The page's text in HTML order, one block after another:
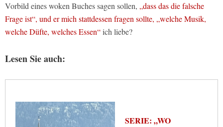
Vorbild eines woken Buches sagen sollen, „dass das die falsche
Frage ist“, und er mich stattdessen fragen sollte, „welche Musik,
welche Düfte, welches Essen“ich liebe?
Lesen Sie auch:
SERIE: „WO